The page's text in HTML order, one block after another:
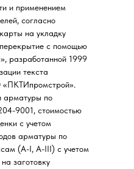
и применением
согласно
на укладку
с помощью
разработанной 1999
текста
арматуры по
9001, стоимостью
с учетом
арматуры по
(А-I, A-III) с учетом
заготовку